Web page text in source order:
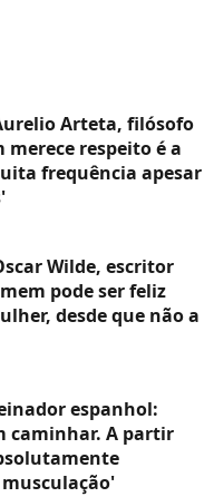
Arteta, filósofo
respeito é a
frequência apesar
Wilde, escritor
pode ser feliz
desde que não a
espanhol:
caminhar. A partir